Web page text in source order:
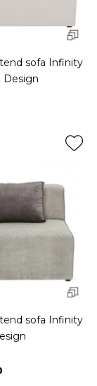
plezierig zal
sofa Infinity
Design
sofa Infinity